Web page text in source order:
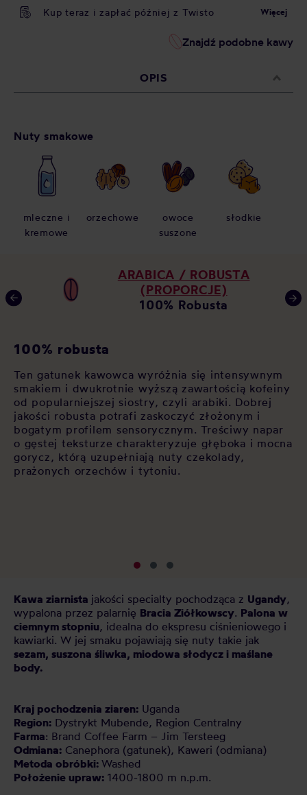
Kup teraz i zapłać później z Twisto Więcej
Znajdź podobne kawy
OPIS
Nuty smakowe
mleczne i
kremowe
orzechowe
owoce
suszone
słodkie
ARABICA / ROBUSTA
(PROPORCJE)
100% Robusta
100% robusta
Ten gatunek kawowca wyróżnia się intensywnym
smakiem i dwukrotnie wyższą zawartością kofeiny
od popularniejszej siostry, czyli arabiki. Dobrej
jakości robusta potrafi zaskoczyć złożonym i
bogatym profilem sensorycznym. Treściwy napar
o gęstej teksturze charakteryzuje głęboka i mocna
gorycz, którą uzupełniają nuty czekolady,
prażonych orzechów i tytoniu.
Kawa ziarnista jakości specialty pochodząca z Ugandy,
wypalona przez palarnię Bracia Ziółkowscy. Palona w
ciemnym stopniu, idealna do ekspresu ciśnieniowego i
kawiarki. W jej smaku pojawiają się nuty takie jak
sezam, suszona śliwka, miodowa słodycz i maślane
body.
Kraj pochodzenia ziaren: Uganda
Region: Dystrykt Mubende, Region Centralny
Farma: Brand Coffee Farm – Jim Tersteeg
Odmiana: Canephora (gatunek), Kaweri (odmiana)
Metoda obróbki: Washed
Położenie upraw: 1400-1800 m n.p.m.